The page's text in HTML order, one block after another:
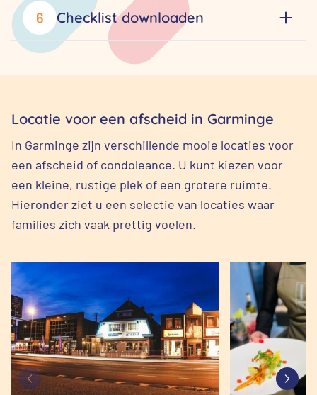
6 Checklist downloaden
Locatie voor een afscheid in Garminge
In Garminge zijn verschillende mooie locaties voor
een afscheid of condoleance. U kunt kiezen voor
een kleine, rustige plek of een grotere ruimte.
Hieronder ziet u een selectie van locaties waar
families zich vaak prettig voelen.